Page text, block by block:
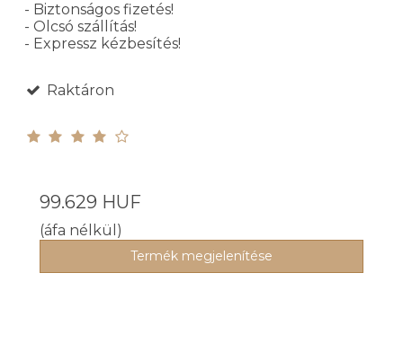
- Biztonságos fizetés!
- Olcsó szállítás!
- Expressz kézbesítés!
Raktáron
99.629 HUF
(áfa nélkül)
Termék megjelenítése